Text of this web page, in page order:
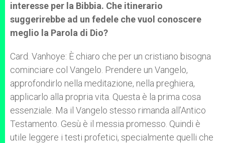
interesse per la Bibbia. Che itinerario
suggerirebbe ad un fedele che vuol conoscere
meglio la Parola di Dio?
Card. Vanhoye: È chiaro che per un cristiano bisogna
cominciare col Vangelo. Prendere un Vangelo,
approfondirlo nella meditazione, nella preghiera,
applicarlo alla propria vita. Questa è la prima cosa
essenziale. Ma il Vangelo stesso rimanda all’Antico
Testamento. Gesù è il messia promesso. Quindi è
utile leggere i testi profetici, specialmente quelli che